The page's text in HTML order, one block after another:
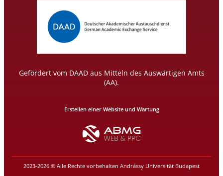
Gefördert vom DAAD aus Mitteln des Auswärtigen Amts
(AA).
2023-2026 © Alle Rechte vorbehalten Andrássy Universität Budapest
Erstellen einer Website und Wartung